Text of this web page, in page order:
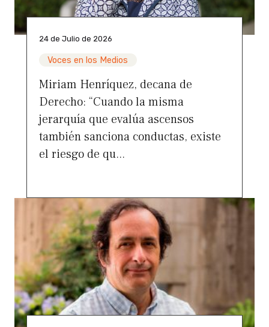
24 de Julio de 2026
Voces en los Medios
Miriam Henríquez, decana de
Derecho: “Cuando la misma
jerarquía que evalúa ascensos
también sanciona conductas, existe
el riesgo de qu...